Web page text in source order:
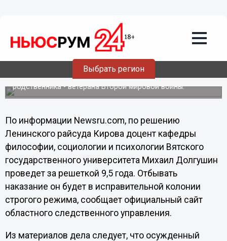
Выбрать регион
В Кирове преподавателю вуза дали
около 10 лет колонии строго режима
за «эвтаназию»
В Кировской области вынесен приговор в отношении 38-
летнего преподавателя вуза Михаила Долгушина. Его
признали виновным в убийстве престарелого
родственника - ветерана Второй мировой войны.
По информации Newsru.com, по решению
Ленинского райсуда Кирова доцент кафедры
философии, социологии и психологии Вятского
государственного университета Михаил Долгушин
проведет за решеткой 9,5 года. Отбывать
наказание он будет в исправительной колонии
строгого режима, сообщает официальный сайт
областного следственного управления.
Из материалов дела следует, что осужденный